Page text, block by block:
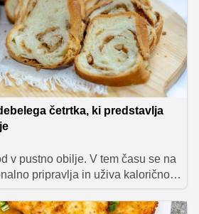
četrtka, ki predstavlja
v pustno obilje. V tem času se na
pripravlja in uživa kalorično
iz mesa in ocvrtega testa. Ena
pa je ocvirkova potica.